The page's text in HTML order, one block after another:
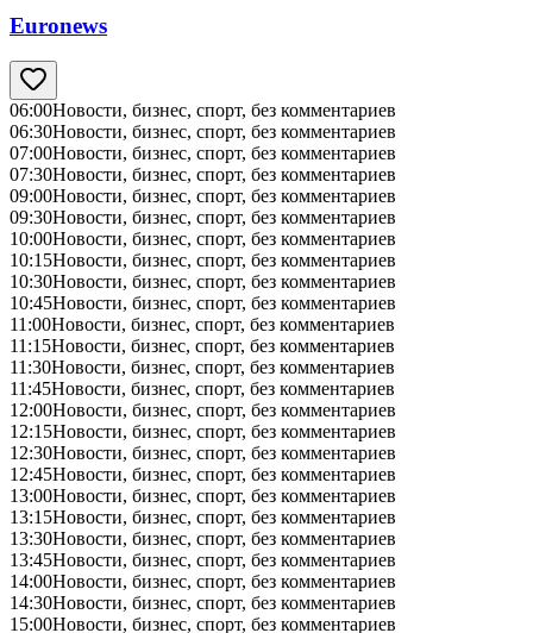
Euronews
06:00Новости, бизнес, спорт, без комментариев
06:30Новости, бизнес, спорт, без комментариев
07:00Новости, бизнес, спорт, без комментариев
07:30Новости, бизнес, спорт, без комментариев
09:00Новости, бизнес, спорт, без комментариев
09:30Новости, бизнес, спорт, без комментариев
10:00Новости, бизнес, спорт, без комментариев
10:15Новости, бизнес, спорт, без комментариев
10:30Новости, бизнес, спорт, без комментариев
10:45Новости, бизнес, спорт, без комментариев
11:00Новости, бизнес, спорт, без комментариев
11:15Новости, бизнес, спорт, без комментариев
11:30Новости, бизнес, спорт, без комментариев
11:45Новости, бизнес, спорт, без комментариев
12:00Новости, бизнес, спорт, без комментариев
12:15Новости, бизнес, спорт, без комментариев
12:30Новости, бизнес, спорт, без комментариев
12:45Новости, бизнес, спорт, без комментариев
13:00Новости, бизнес, спорт, без комментариев
13:15Новости, бизнес, спорт, без комментариев
13:30Новости, бизнес, спорт, без комментариев
13:45Новости, бизнес, спорт, без комментариев
14:00Новости, бизнес, спорт, без комментариев
14:30Новости, бизнес, спорт, без комментариев
15:00Новости, бизнес, спорт, без комментариев